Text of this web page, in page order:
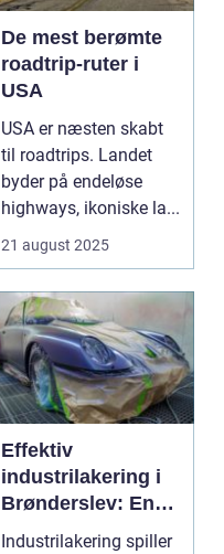
De mest berømte
roadtrip-ruter i
USA
USA er næsten skabt
til roadtrips. Landet
byder på endeløse
highways, ikoniske la...
21 august 2025
Effektiv
industrilakering i
Brønderslev: En
dybdegående
Industrilakering spiller